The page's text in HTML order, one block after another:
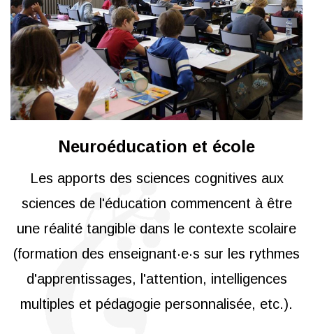
Neuroéducation et école
Les apports des sciences cognitives aux
sciences de l'éducation commencent à être
une réalité tangible dans le contexte scolaire
(formation des enseignant·e·s sur les rythmes
d'apprentissages, l'attention, intelligences
multiples et pédagogie personnalisée, etc.).